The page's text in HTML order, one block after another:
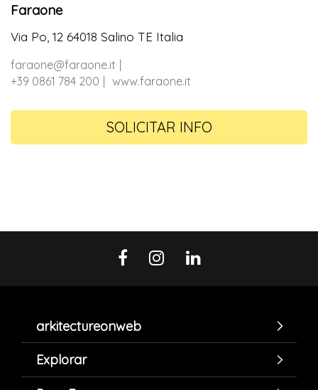
Faraone
Via Po, 12 64018 Salino TE Italia
faraone@faraone.it
+39 0861 784 200
www.faraone.it
SOLICITAR INFO
arkitectureonweb
Explorar